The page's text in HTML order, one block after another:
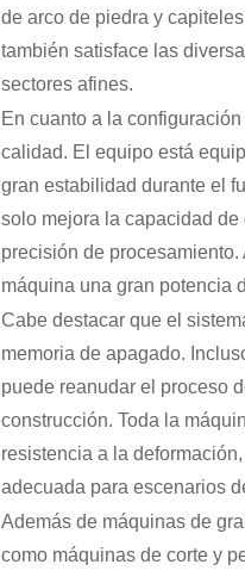
de arco de piedra y
también satisface las
sectores afines.
En cuanto a la
calidad. El equipo está
gran estabilidad durante el
solo mejora la capacidad
precisión de
máquina una gran potencia
Cabe destacar que el
memoria de apagado.
puede reanudar el proceso
construcción. Toda la
resistencia a la
adecuada para escenarios
Además de máquinas de
como máquinas de corte y